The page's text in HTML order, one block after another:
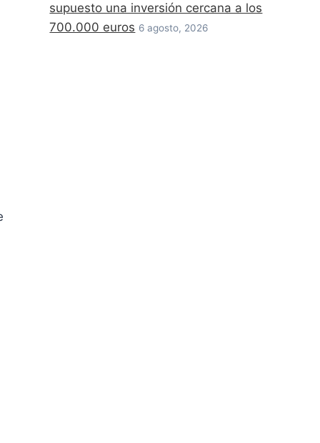
supuesto una inversión cercana a los
700.000 euros 6 agosto, 2026